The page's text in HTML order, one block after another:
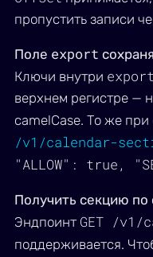
пропустить записи
Поле export
Ключи внутри export
верхнем регистре —
camelCase. То же при
/v1/calendar-
"ALLOW": true,
Получить секцию по
Эндпоинт GET /
поддерживается.